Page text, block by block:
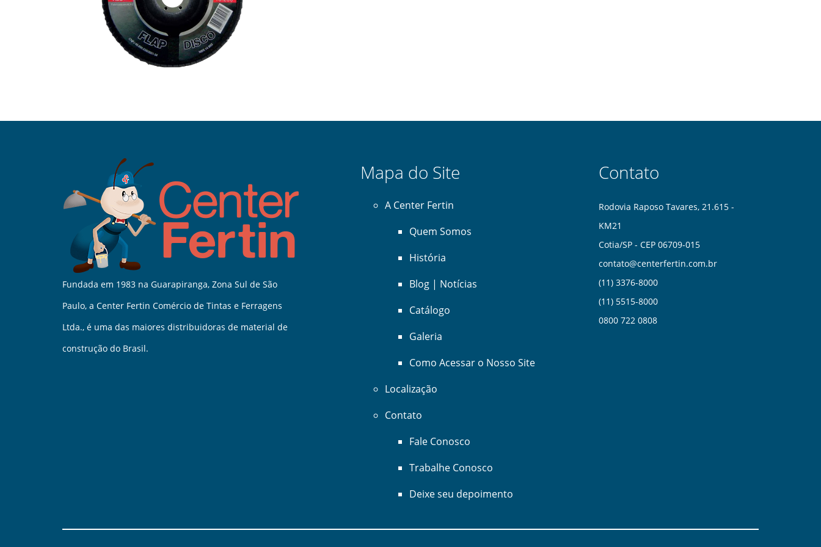
Fundada em 1983 na Guarapiranga, Zona Sul de São
Paulo, a Center Fertin Comércio de Tintas e Ferragens
Ltda., é uma das maiores distribuidoras de material de
construção do Brasil.
Mapa do Site
A Center Fertin
Quem Somos
História
Blog | Notícias
Catálogo
Galeria
Como Acessar o Nosso Site
Localização
Contato
Fale Conosco
Trabalhe Conosco
Deixe seu depoimento
Contato
Rodovia Raposo Tavares, 21.615 -
KM21
Cotia/SP - CEP 06709-015
contato@centerfertin.com.br
(11) 3376-8000
(11) 5515-8000
0800 722 0808